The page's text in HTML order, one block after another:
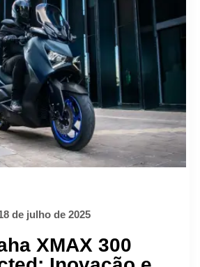
de julho de 2025
XMAX 300